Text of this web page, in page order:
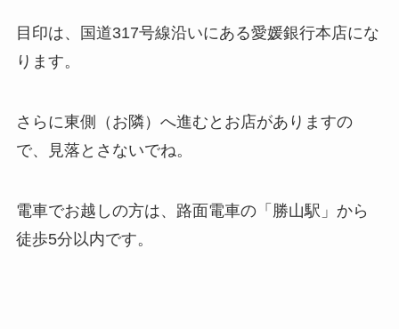
目印は、国道317号線沿いにある愛媛銀行本店にな
ります。
さらに東側（お隣）へ進むとお店がありますの
で、見落とさないでね。
電車でお越しの方は、路面電車の「勝山駅」から
徒歩5分以内です。